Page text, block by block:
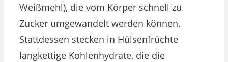
Weißmehl), die vom Körper schnell zu
Zucker umgewandelt werden können.
Stattdessen stecken in Hülsenfrüchte
langkettige Kohlenhydrate, die die